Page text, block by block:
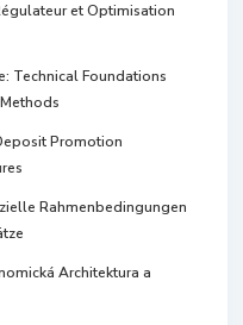
et Optimisation
Technical Foundations
Promotion
Rahmenbedingungen
Architektura a